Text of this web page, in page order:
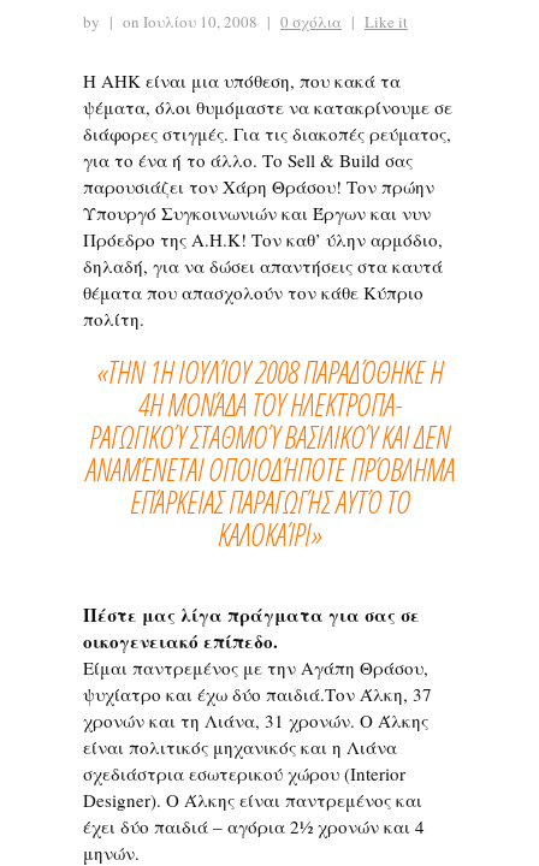
by | on Ιουλίου 10, 2008 | 0 σχόλια | Like it
Η ΑΗΚ είναι μια υπόθεση, που κακά τα
ψέματα, όλοι θυμόμαστε να κατακρίνουμε σε
διάφορες στιγμές. Για τις διακοπές ρεύματος,
για το ένα ή το άλλο. Το Sell & Build σας
παρουσιάζει τον Χάρη Θράσου! Τον πρώην
Υπουργό Συγκοινωνιών και Έργων και νυν
Πρόεδρο της Α.Η.Κ! Τον καθ’ ύλην αρμόδιο,
δηλαδή, για να δώσει απαντήσεις στα καυτά
θέματα που απασχολούν τον κάθε Κύπριο
πολίτη.
«ΤΗΝ 1Η ΙΟΥΛΊΟΥ 2008 ΠΑΡΑΔΌΘΗΚΕ Η
4Η ΜΟΝΆΔΑ ΤΟΥ ΗΛΕΚΤΡΟΠΑ-
ΡΑΓΩΓΙΚΟΎ ΣΤΑΘΜΟΎ ΒΑΣΙΛΙΚΟΎ ΚΑΙ ΔΕΝ
ΑΝΑΜΈΝΕΤΑΙ ΟΠΟΙΟΔΉΠΟΤΕ ΠΡΌΒΛΗΜΑ
ΕΠΆΡΚΕΙΑΣ ΠΑΡΑΓΩΓΉΣ ΑΥΤΌ ΤΟ
ΚΑΛΟΚΑΊΡΙ»
Πέστε μας λίγα πράγματα για σας σε
οικογενειακό επίπεδο.
Είμαι παντρεμένος με την Αγάπη Θράσου,
ψυχίατρο και έχω δύο παιδιά.Τον Άλκη, 37
χρονών και τη Λιάνα, 31 χρονών. Ο Άλκης
είναι πολιτικός μηχανικός και η Λιάνα
σχεδιάστρια εσωτερικού χώρου (Interior
Designer). Ο Άλκης είναι παντρεμένος και
έχει δύο παιδιά – αγόρια 2½ χρονών και 4
μηνών.